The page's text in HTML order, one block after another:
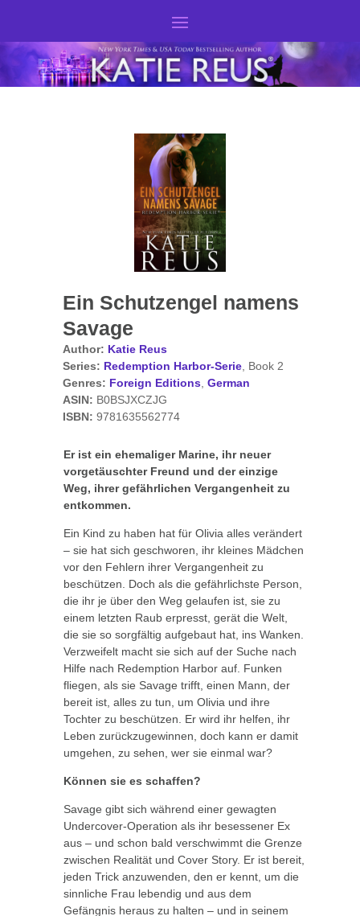
Ein Schutzengel namens
Savage
Author: Katie Reus
Series: Redemption Harbor-Serie, Book 2
Genres: Foreign Editions, German
ASIN: B0BSJXCZJG
ISBN: 9781635562774
Er ist ein ehemaliger Marine, ihr neuer
vorgetäuschter Freund und der einzige
Weg, ihrer gefährlichen Vergangenheit zu
entkommen.
Ein Kind zu haben hat für Olivia alles verändert
– sie hat sich geschworen, ihr kleines Mädchen
vor den Fehlern ihrer Vergangenheit zu
beschützen. Doch als die gefährlichste Person,
die ihr je über den Weg gelaufen ist, sie zu
einem letzten Raub erpresst, gerät die Welt,
die sie so sorgfältig aufgebaut hat, ins Wanken.
Verzweifelt macht sie sich auf der Suche nach
Hilfe nach Redemption Harbor auf. Funken
fliegen, als sie Savage trifft, einen Mann, der
bereit ist, alles zu tun, um Olivia und ihre
Tochter zu beschützen. Er wird ihr helfen, ihr
Leben zurückzugewinnen, doch kann er damit
umgehen, zu sehen, wer sie einmal war?
Können sie es schaffen?
Savage gibt sich während einer gewagten
Undercover-Operation als ihr besessener Ex
aus – und schon bald verschwimmt die Grenze
zwischen Realität und Cover Story. Er ist bereit,
jeden Trick anzuwenden, den er kennt, um die
sinnliche Frau lebendig und aus dem
Gefängnis heraus zu halten – und in seinem